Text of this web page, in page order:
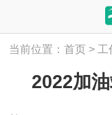
当前位置：首页 > 工
2022加